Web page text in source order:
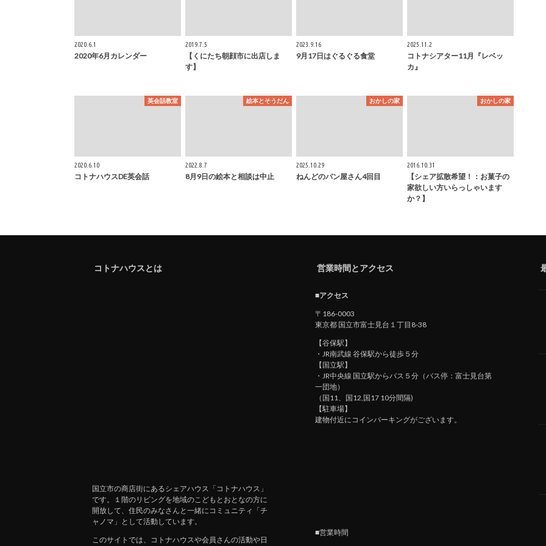
2020.6.1
2020年6月カレンダー
2019.7.5
【くにたち朝顔市に出店しま
す】
2023.9.16
9月17日はぐるぐる食堂
2025.11.2
コトナシアター11月『レベッ
カ』
英会話教室
2020.6.10
コトナハウスDE英会話
絵本とそうだん
2022.8.7
8月9日の絵本と相談は中止
おかしの家
2025.10.29
ねんどのパン屋さん4回目
おかしの家
2016.10.31
【シェア拡散希望！：お菓子の
家欲しい方いらっしゃいます
か？】
コトナハウスとは
国立市の商店街にあるシェアハウス「コトナハウス」
です。１階のリビングを地域のこどもとおとなの方に
開放して、住民のみなさんと一緒にコミュニティ「チ
ャノマ」として活動しています。
このサイトでは、コトナハウスや会員さんの活動や日
営業時間とアクセス
■アクセス
〒186-0003
東京都 国立市富士見台１丁目8-38
【谷保駅】
・JR南武線 谷保駅から徒歩５分
【国立駅】
・JR中央線 国立駅からバス５分（バス停：富士見台第
一団地）
（国11、国12,国17 10分間隔)
【駐車場】
建物付近にコインパーキングがございます。
■営業時間